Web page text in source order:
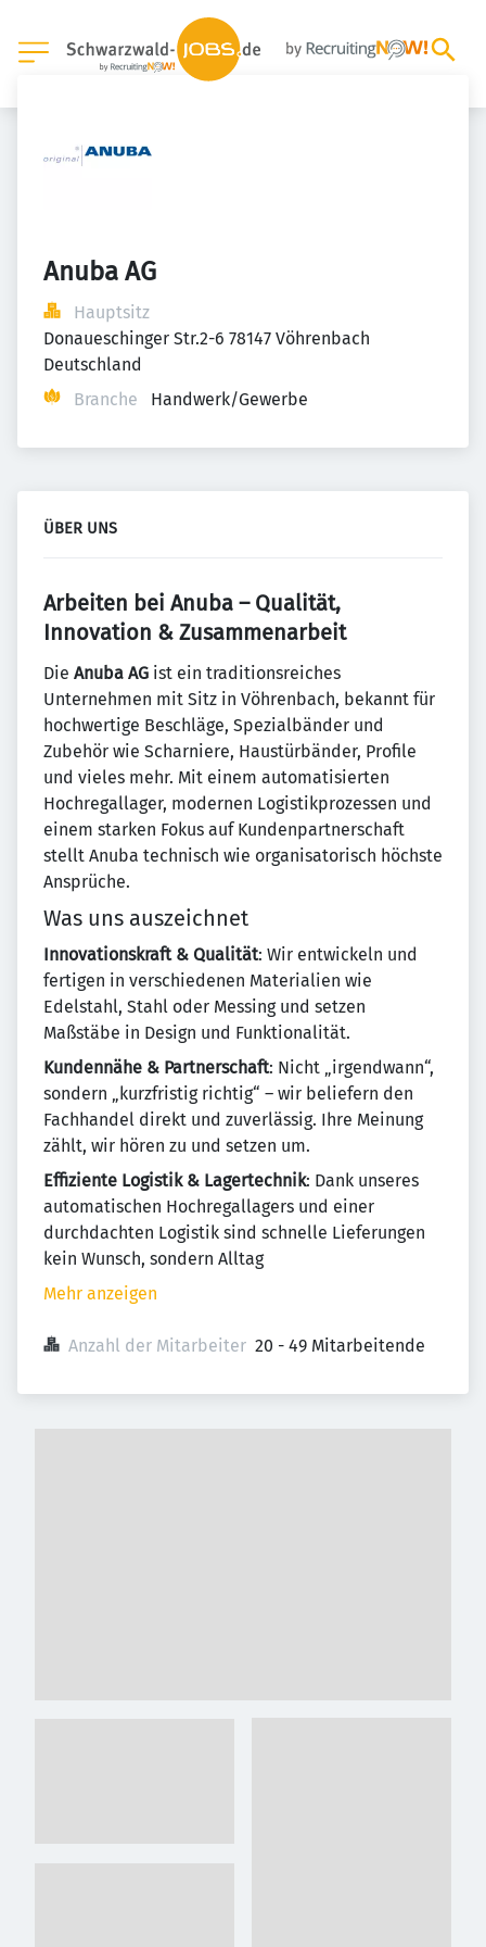
Anuba AG
Hauptsitz
Donaueschinger Str.2-6 78147 Vöhrenbach
Deutschland
Branche
Handwerk/Gewerbe
ÜBER UNS
Arbeiten bei Anuba – Qualität,
Innovation & Zusammenarbeit
Die Anuba AG ist ein traditionsreiches
Unternehmen mit Sitz in Vöhrenbach, bekannt für
hochwertige Beschläge, Spezialbänder und
Zubehör wie Scharniere, Haustürbänder, Profile
und vieles mehr. Mit einem automatisierten
Hochregallager, modernen Logistikprozessen und
einem starken Fokus auf Kundenpartnerschaft
stellt Anuba technisch wie organisatorisch höchste
Ansprüche.
Was uns auszeichnet
Innovationskraft & Qualität: Wir entwickeln und
fertigen in verschiedenen Materialien wie
Edelstahl, Stahl oder Messing und setzen
Maßstäbe in Design und Funktionalität.
Kundennähe & Partnerschaft: Nicht „irgendwann“,
sondern „kurzfristig richtig“ – wir beliefern den
Fachhandel direkt und zuverlässig. Ihre Meinung
zählt, wir hören zu und setzen um.
Effiziente Logistik & Lager­technik: Dank unseres
automatischen Hochregallagers und einer
durchdachten Logistik sind schnelle Lieferungen
kein Wunsch, sondern Alltag
Mehr anzeigen
Anzahl der Mitarbeiter 20 - 49 Mitarbeitende